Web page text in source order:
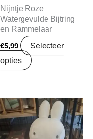
Nijntje Roze
Watergevulde Bijtring
en Rammelaar
€5,99
Selecteer
opties